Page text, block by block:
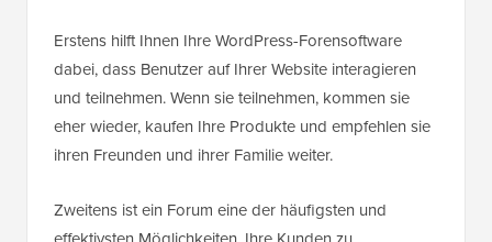
Erstens hilft Ihnen Ihre WordPress-Forensoftware
dabei, dass Benutzer auf Ihrer Website interagieren
und teilnehmen. Wenn sie teilnehmen, kommen sie
eher wieder, kaufen Ihre Produkte und empfehlen sie
ihren Freunden und ihrer Familie weiter.
Zweitens ist ein Forum eine der häufigsten und